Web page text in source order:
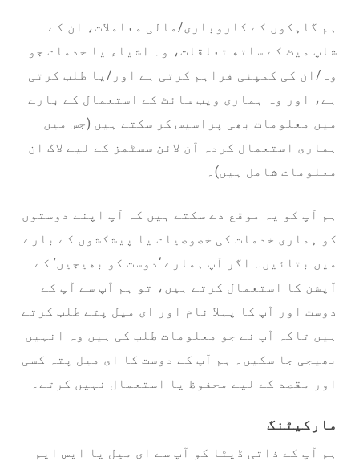
ہم گاہکوں کے کاروباری/مالی معاملات، ان کے
شاپ میٹ کے ساتھ تعلقات، وہ اشیاء یا خدمات جو
وہ/ان کی کمپنی فراہم کرتی ہے اور/یا طلب کرتی
ہے، اور وہ ہماری ویب سائٹ کے استعمال کے بارے
میں معلومات بھی پراسیس کر سکتے ہیں (جس میں
ہماری استعمال کردہ آن لائن سسٹمز کے لیے لاگ ان
معلومات شامل ہیں)۔
ہم آپ کو یہ موقع دے سکتے ہیں کہ آپ اپنے دوستوں
کو ہماری خدمات کی خصوصیات یا پیشکشوں کے بارے
میں بتائیں۔ اگر آپ ہمارے ‘دوست کو بھیجیں’ کے
آپشن کا استعمال کرتے ہیں، تو ہم آپ سے آپ کے
دوست اور آپ کا پہلا نام اور ای میل پتے طلب کرتے
ہیں تاکہ آپ نے جو معلومات طلب کی ہیں وہ انہیں
بھیجی جا سکیں۔ ہم آپ کے دوست کا ای میل پتہ کسی
اور مقصد کے لیے محفوظ یا استعمال نہیں کرتے۔
مارکیٹنگ
ہم آپ کے ذاتی ڈیٹا کو آپ سے ای میل یا ایس ایم